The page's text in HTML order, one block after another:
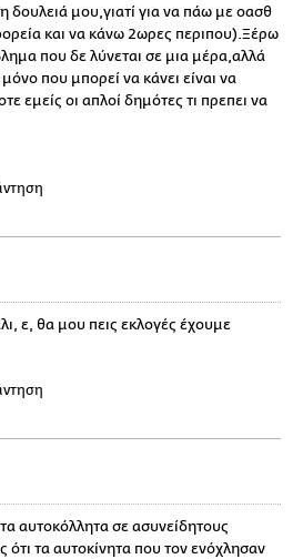
δουλειά μου,γιατί για να πάω με οασθ
και να κάνω 2ωρες περιπου).Ξέρω
που δε λύνεται σε μια μέρα,αλλά
που μπορεί να κάνει είναι να
εμείς οι απλοί δημότες τι πρεπει να
ε, θα μου πεις εκλογές έχουμε
αυτοκόλλητα σε ασυνείδητους
ότι τα αυτοκίνητα που τον ενόχλησαν